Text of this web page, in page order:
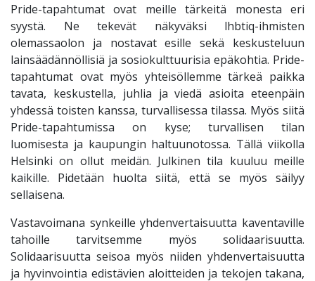
Pride-tapahtumat ovat meille tärkeitä monesta eri
syystä. Ne tekevät näkyväksi lhbtiq-ihmisten
olemassaolon ja nostavat esille sekä keskusteluun
lainsäädännöllisiä ja sosiokulttuurisia epäkohtia. Pride-
tapahtumat ovat myös yhteisöllemme tärkeä paikka
tavata, keskustella, juhlia ja viedä asioita eteenpäin
yhdessä toisten kanssa, turvallisessa tilassa. Myös siitä
Pride-tapahtumissa on kyse; turvallisen tilan
luomisesta ja kaupungin haltuunotossa. Tällä viikolla
Helsinki on ollut meidän. Julkinen tila kuuluu meille
kaikille. Pidetään huolta siitä, että se myös säilyy
sellaisena.
Vastavoimana synkeille yhdenvertaisuutta kaventaville
tahoille tarvitsemme myös solidaarisuutta.
Solidaarisuutta seisoa myös niiden yhdenvertaisuutta
ja hyvinvointia edistävien aloitteiden ja tekojen takana,